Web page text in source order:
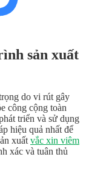
sản xuất
do vi rút gây
công cộng toàn
triển và sử dụng
hiệu quả nhất để
xuất vắc xin viêm
xác và tuân thủ